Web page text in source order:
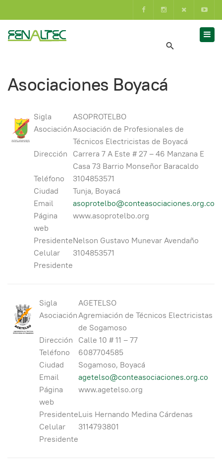
Asociaciones Boyacá
Sigla
ASOPROTELBO
AsociaciónAsociación de Profesionales de
Técnicos Electricistas de Boyacá
Dirección
Carrera 7 A Este # 27 – 46 Manzana E
Casa 73 Barrio Monseñor Baracaldo
Teléfono
3104853571
Ciudad
Tunja, Boyacá
Email
asoprotelbo@conteasociaciones.org.co
Página
web
www.asoprotelbo.org
PresidenteNelson Gustavo Munevar Avendaño
Celular
Presidente
3104853571
Sigla
AGETELSO
AsociaciónAgremiación de Técnicos Electricistas
de Sogamoso
Dirección
Calle 10 # 11 – 77
Teléfono
6087704585
Ciudad
Sogamoso, Boyacá
Email
agetelso@conteasociaciones.org.co
Página
web
www.agetelso.org
PresidenteLuis Hernando Medina Cárdenas
Celular
Presidente
3114793801